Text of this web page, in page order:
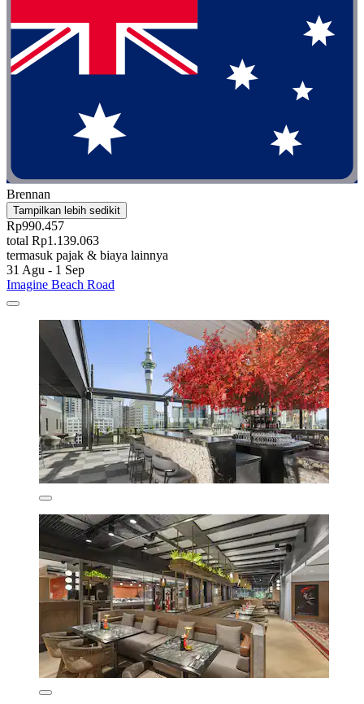
Brennan
Tampilkan lebih sedikit
Rp990.457
total Rp1.139.063
termasuk pajak & biaya lainnya
31 Agu - 1 Sep
Imagine Beach Road